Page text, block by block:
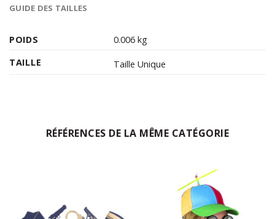
GUIDE DES TAILLES
POIDS
0.006 kg
TAILLE
Taille Unique
RÉFÉRENCES DE LA MÊME CATÉGORIE